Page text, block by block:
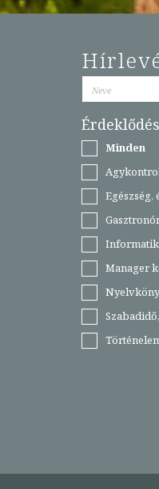
Minden
Egészség,
Manager